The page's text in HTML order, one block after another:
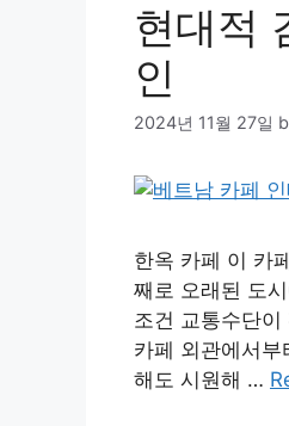
현대적
인
2024년 11월 27일
한옥 카페 이 카
째로 오래된 도
조건 교통수단
카페 외관에서
해도 시원해 …